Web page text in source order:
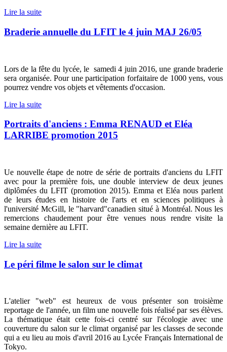
Lire la suite
Braderie annuelle du LFIT le 4 juin MAJ 26/05
Lors de la fête du lycée, le samedi 4 juin 2016, une grande braderie
sera organisée. Pour une participation forfaitaire de 1000 yens, vous
pourrez vendre vos objets et vêtements d'occasion.
Lire la suite
Portraits d'anciens : Emma RENAUD et Eléa
LARRIBE promotion 2015
Ue nouvelle étape de notre de série de portraits d'anciens du LFIT
avec pour la première fois, une double interview de deux jeunes
diplômées du LFIT (promotion 2015). Emma et Eléa nous parlent
de leurs études en histoire de l'arts et en sciences politiques à
l'université McGill, le "harvard"canadien situé à Montréal. Nous les
remercions chaudement pour être venues nous rendre visite la
semaine dernière au LFIT.
Lire la suite
Le péri filme le salon sur le climat
L'atelier "web" est heureux de vous présenter son troisième
reportage de l'année, un film une nouvelle fois réalisé par ses élèves.
La thématique était cette fois-ci centré sur l'écologie avec une
couverture du salon sur le climat organisé par les classes de seconde
qui a eu lieu au mois d'avril 2016 au Lycée Français International de
Tokyo.